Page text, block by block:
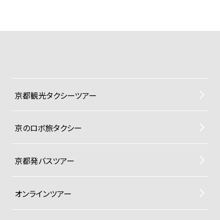
京都観光タクシーツアー
京のロボ旅タクシー
京都発バスツアー
オンラインツアー